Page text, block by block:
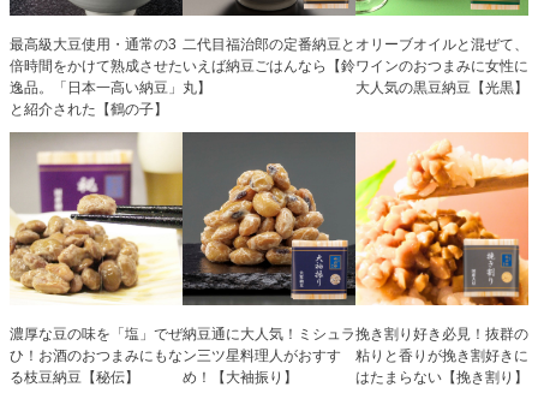
最高級大豆使用・通常の3
倍時間をかけて熟成させた
逸品。「日本一高い納豆」
と紹介された【鶴の子】
二代目福治郎の定番納豆と
いえば納豆ごはんなら【鈴
丸】
オリーブオイルと混ぜて、
ワインのおつまみに女性に
大人気の黒豆納豆【光黒】
濃厚な豆の味を「塩」でぜ
ひ！お酒のおつまみにもな
る枝豆納豆【秘伝】
納豆通に大人気！ミシュラ
ン三ツ星料理人がおすす
め！【大袖振り】
挽き割り好き必見！抜群の
粘りと香りが挽き割好きに
はたまらない【挽き割り】